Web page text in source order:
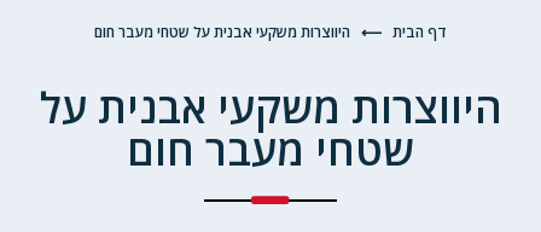
דף הבית ⟵ היווצרות משקעי אבנית על שטחי מעבר חום
היווצרות משקעי אבנית על
שטחי מעבר חום